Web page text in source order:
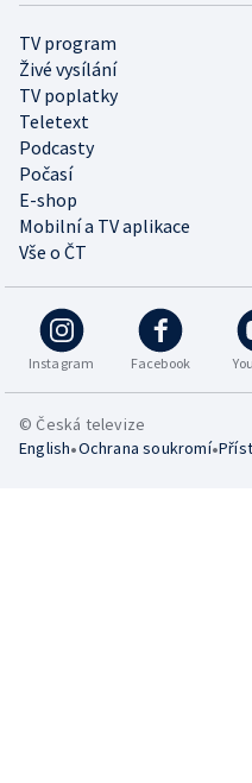
TV program
Živé vysílání
TV poplatky
Teletext
Podcasty
Počasí
E-shop
Mobilní a TV aplikace
Vše o ČT
Instagram Facebook
© Česká televize
English•Ochrana soukromí•